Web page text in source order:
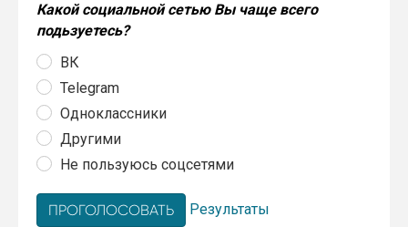
Какой социальной сетью Вы чаще всего
подьзуетесь?
ВК
Telegram
Одноклассники
Другими
Не пользуюсь соцсетями
Результаты